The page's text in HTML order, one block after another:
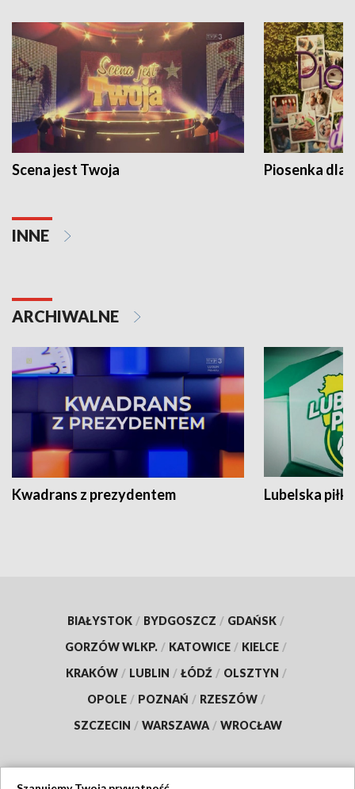
Scena jest Twoja Piosenka dla
INNE
ARCHIWALNE
Kwadrans z prezydentem Lubelska piłka
BIAŁYSTOK / BYDGOSZCZ / GDAŃSK /
GORZÓW WLKP. / KATOWICE / KIELCE /
KRAKÓW / LUBLIN / ŁÓDŹ / OLSZTYN /
OPOLE / POZNAŃ / RZESZÓW /
SZCZECIN / WARSZAWA / WROCŁAW